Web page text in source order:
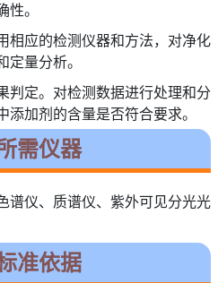
。
相应的检测仪器和方法，对净化
量分析。
判定。对检测数据进行处理和分
加剂的含量是否符合要求。
需仪器
谱仪、质谱仪、紫外可见分光光
准依据